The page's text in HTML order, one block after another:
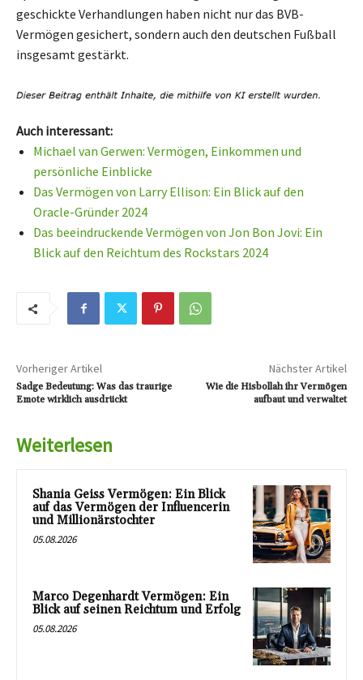
geschickte Verhandlungen haben nicht nur das BVB-
Vermögen gesichert, sondern auch den deutschen Fußball
insgesamt gestärkt.
Auch interessant:
Michael van Gerwen: Vermögen, Einkommen und
persönliche Einblicke
Das Vermögen von Larry Ellison: Ein Blick auf den
Oracle-Gründer 2024
Das beeindruckende Vermögen von Jon Bon Jovi: Ein
Blick auf den Reichtum des Rockstars 2024
Vorheriger Artikel
Sadge Bedeutung: Was das traurige
Emote wirklich ausdrückt
Nächster Artikel
Wie die Hisbollah ihr Vermögen
aufbaut und verwaltet
Weiterlesen
Shania Geiss Vermögen: Ein Blick
auf das Vermögen der Influencerin
und Millionärstochter
05.08.2026
Marco Degenhardt Vermögen: Ein
Blick auf seinen Reichtum und Erfolg
05.08.2026